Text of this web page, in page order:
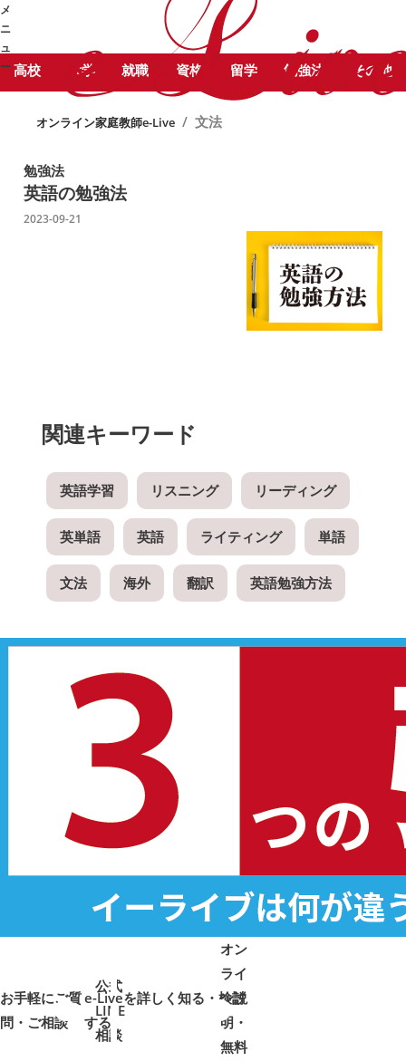
メ
ニ
ュ
ー
STUDY COLUMN
強コラム
文法 に関する記事をピックアッ
プしています。
高校
大学 就職 資格 留学 勉強法 その他
オンライン家庭教師e-Live / 文法
勉強法
英語の勉強法
2023-09-21
関連キーワード
英語学習 リスニング リーディング
英単語 英語 ライティング 単語
文法 海外 翻訳 英語勉強方法
公式
LINE
相談
お手軽にご質
問・ご相談➜ ➜
オン
ライ
ン説
明・
無料
e-Liveを詳しく知る・検討
する
➜➜